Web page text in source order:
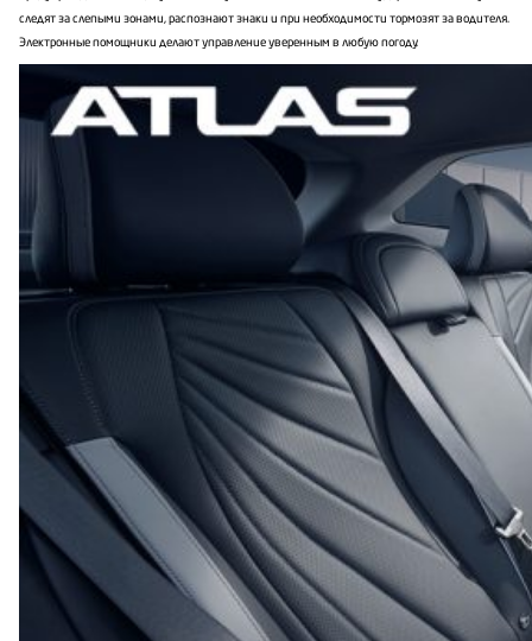
следят за слепыми зонами, распознают знаки и при необходимости тормозят за водителя.
Электронные помощники делают управление уверенным в любую погоду.